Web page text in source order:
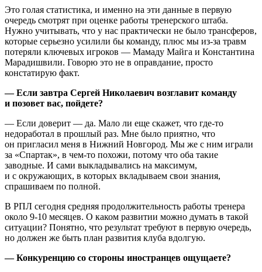
Это голая статистика, и именно на эти данные в первую
очередь смотрят при оценке работы тренерского штаба.
Нужно учитывать, что у нас практически не было трансферов,
которые серьезно усилили бы команду, плюс мы из-за травм
потеряли ключевых игроков — Мамаду Майга и Константина
Марадишвили. Говорю это не в оправдание, просто
констатирую факт.
— Если завтра Сергей Николаевич возглавит команду
и позовет вас, пойдете?
— Если доверит — да. Мало ли еще скажет, что где-то
недоработал в прошлый раз. Мне было приятно, что
он пригласил меня в Нижний Новгород. Мы же с ним играли
за «Спартак», в чем-то похожи, потому что оба такие
заводные. И сами выкладывались на максимум,
и с окружающих, в которых вкладываем свои знания,
спрашиваем по полной.
В РПЛ сегодня средняя продолжительность работы тренера
около 9-10 месяцев. О каком развитии можно думать в такой
ситуации? Понятно, что результат требуют в первую очередь,
но должен же быть план развития клуба вдолгую.
— Конкуренцию со стороны иностранцев ощущаете?